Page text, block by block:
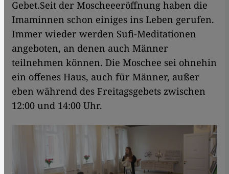
Gebet.Seit der Moscheeeröffnung haben die
Imaminnen schon einiges ins Leben gerufen.
Immer wieder werden Sufi-Meditationen
angeboten, an denen auch Männer
teilnehmen können. Die Moschee sei ohnehin
ein offenes Haus, auch für Männer, außer
eben während des Freitagsgebets zwischen
12:00 und 14:00 Uhr.